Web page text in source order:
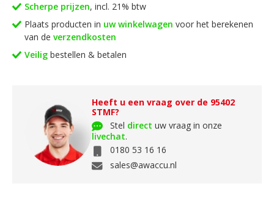
Scherpe prijzen, incl. 21% btw
Plaats producten in uw winkelwagen voor het berekenen
van de verzendkosten
Veilig bestellen & betalen
Heeft u een vraag over de 95402
STMF?
Stel direct uw vraag in onze
livechat.
0180 53 16 16
sales@awaccu.nl